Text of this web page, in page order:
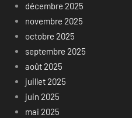
décembre 2025
novembre 2025
octobre 2025
septembre 2025
août 2025
juillet 2025
juin 2025
mai 2025